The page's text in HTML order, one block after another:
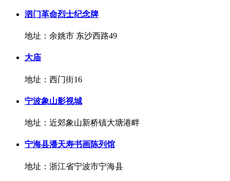
泗门革命烈士纪念牌
地址：余姚市 东沙西路49
大庙
地址：西门街16
宁波象山影视城
地址：近郊象山新桥镇大塘港畔
宁海县潘天寿书画陈列馆
地址：浙江省宁波市宁海县